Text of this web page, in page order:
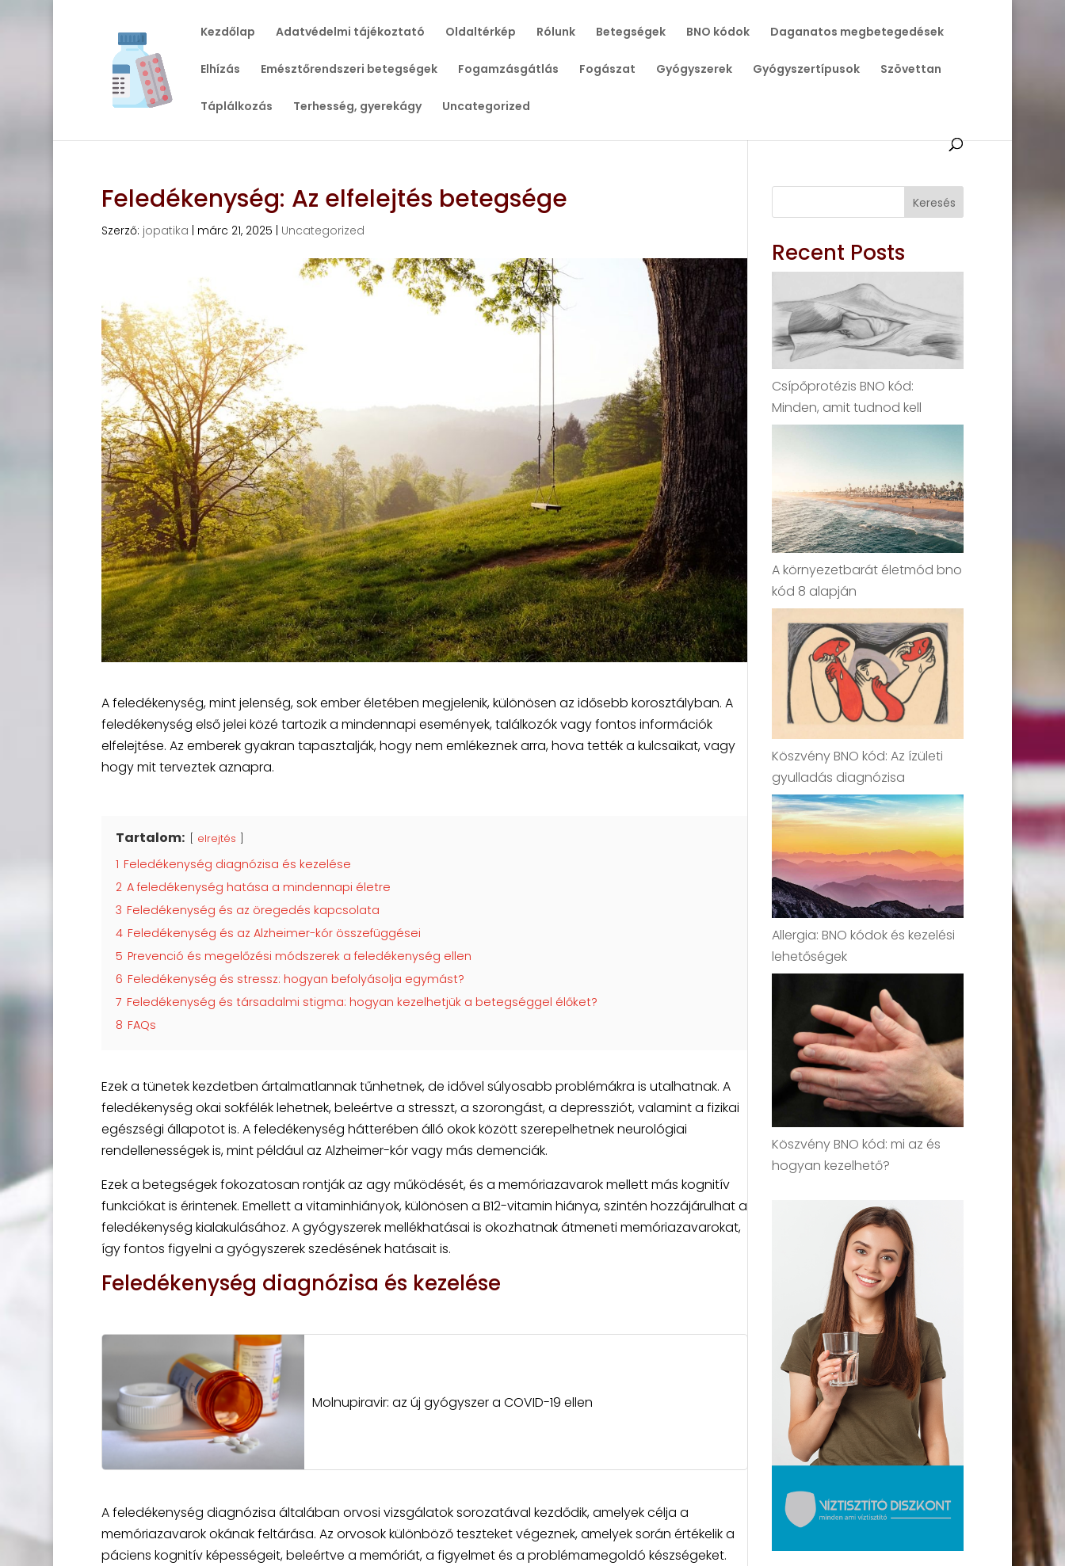
Kezdőlap Adatvédelmi tájékoztató Oldaltérkép Rólunk Betegségek BNO kódok Daganatos megbetegedések
Elhízás Emésztőrendszeri betegségek Fogamzásgátlás Fogászat Gyógyszerek Gyógyszertípusok Szövettan
Táplálkozás Terhesség, gyerekágy Uncategorized
Feledékenység: Az elfelejtés betegsége
Szerző: jopatika márc 21, 2025 Uncategorized
A feledékenység, mint jelenség, sok ember életében megjelenik, különösen az idősebb korosztályban. A
feledékenység első jelei közé tartozik a mindennapi események, találkozók vagy fontos információk
elfelejtése. Az emberek gyakran tapasztalják, hogy nem emlékeznek arra, hova tették a kulcsaikat, vagy
hogy mit terveztek aznapra.
Tartalom: elrejtés
1 Feledékenység diagnózisa és kezelése
2 A feledékenység hatása a mindennapi életre
3 Feledékenység és az öregedés kapcsolata
4 Feledékenység és az Alzheimer-kór összefüggései
5 Prevenció és megelőzési módszerek a feledékenység ellen
6 Feledékenység és stressz: hogyan befolyásolja egymást?
7 Feledékenység és társadalmi stigma: hogyan kezelhetjük a betegséggel élőket?
8 FAQs
Ezek a tünetek kezdetben ártalmatlannak tűnhetnek, de idővel súlyosabb problémákra is utalhatnak. A
feledékenység okai sokfélék lehetnek, beleértve a stresszt, a szorongást, a depressziót, valamint a fizikai
egészségi állapotot is. A feledékenység hátterében álló okok között szerepelhetnek neurológiai
rendellenességek is, mint például az Alzheimer-kór vagy más demenciák.
Ezek a betegségek fokozatosan rontják az agy működését, és a memóriazavarok mellett más kognitív
funkciókat is érintenek. Emellett a vitaminhiányok, különösen a B12-vitamin hiánya, szintén hozzájárulhat a
feledékenység kialakulásához. A gyógyszerek mellékhatásai is okozhatnak átmeneti memóriazavarokat,
így fontos figyelni a gyógyszerek szedésének hatásait is.
Feledékenység diagnózisa és kezelése
Molnupiravir: az új gyógyszer a COVID-19 ellen
A feledékenység diagnózisa általában orvosi vizsgálatok sorozatával kezdődik, amelyek célja a
memóriazavarok okának feltárása. Az orvosok különböző teszteket végeznek, amelyek során értékelik a
páciens kognitív képességeit, beleértve a memóriát, a figyelmet és a problémamegoldó készségeket.
Keresés
Recent Posts
Csípőprotézis BNO kód:
Minden, amit tudnod kell
A környezetbarát életmód bno
kód 8 alapján
Köszvény BNO kód: Az ízületi
gyulladás diagnózisa
Allergia: BNO kódok és kezelési
lehetőségek
Köszvény BNO kód: mi az és
hogyan kezelhető?